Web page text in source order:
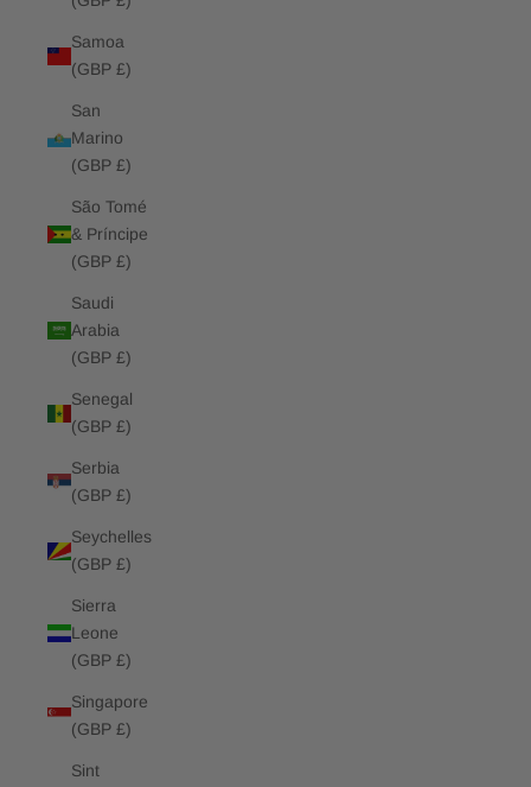
Samoa
(GBP £)
San
Marino
(GBP £)
São Tomé
& Príncipe
(GBP £)
Saudi
Arabia
(GBP £)
Senegal
(GBP £)
Serbia
(GBP £)
Seychelles
(GBP £)
Sierra
Leone
(GBP £)
Singapore
(GBP £)
Sint